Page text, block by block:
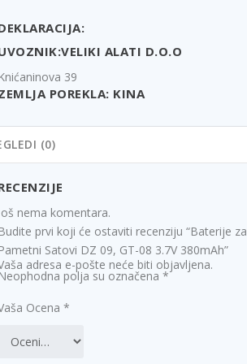
R
S
D ALATI D.O.O
39
POREKLA: KINA
(0)
nema komentara.
prvi koji će ostaviti recenziju “Baterije za
Satovi DZ 09, GT-08 3.7V 380mAh”
adresa e-pošte neće biti objavljena.
polja su označena*
Ocena*